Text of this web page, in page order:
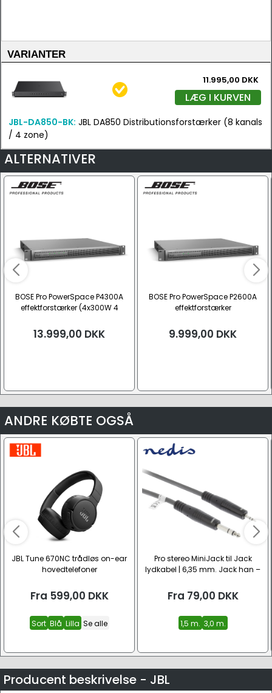
VARIANTER
11.995,00 DKK
LÆG I KURVEN
JBL-DA850-BK: JBL DA850 Distributionsforstærker (8 kanals
/ 4 zone)
ALTERNATIVER
BOSE Pro PowerSpace P4300A
effektforstærker (4x300W 4
13.999,00 DKK
BOSE Pro PowerSpace P2600A
effektforstærker
9.999,00 DKK
ANDRE KØBTE OGSÅ
JBL Tune 670NC trådløs on-ear
hovedtelefoner
Fra 599,00 DKK
Sort Blå Lilla Se alle
Pro stereo MiniJack til Jack
lydkabel | 6,35 mm. Jack han –
Fra 79,00 DKK
1,5 m. 3,0 m.
Producent beskrivelse - JBL